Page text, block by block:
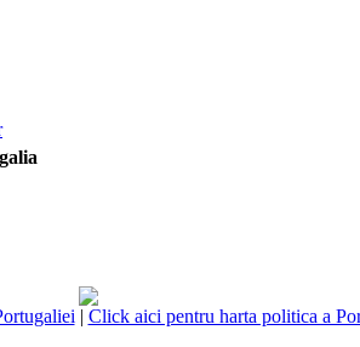
| Click aici pentru harta politica a